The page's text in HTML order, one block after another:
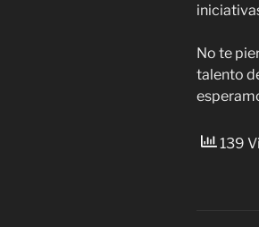
No te
talento
139